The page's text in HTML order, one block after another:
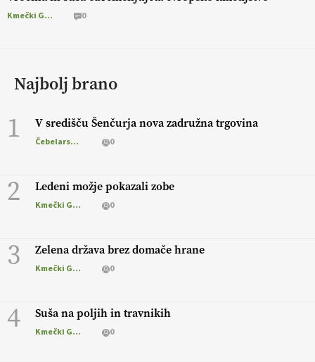
Kmečki Glas 0
Najbolj brano
1 V središču Šenčurja nova zadružna trgovina
Čebelarstvo 0
2 Ledeni možje pokazali zobe
Kmečki Glas 0
3 Zelena država brez domače hrane
Kmečki Glas 0
4 Suša na poljih in travnikih
Kmečki Glas 0